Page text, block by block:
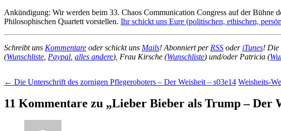
Ankündigung: Wir werden beim 33. Chaos Communication Congress auf der Bühne
Philosophischen Quartett vorstellen. Ihr schickt uns Eure (politischen, ethischen,
Schreibt uns Kommentare oder schickt uns Mails! Abonniert per RSS oder iTunes! Die
(Wunschliste Paypal alles andere), Frau Kirsche (Wunschliste) und/oder Patricia (
Beitragsnavigation
← Die Unterschrift des zornigen Pflegeroboters – Der Weisheit – s03e14 Weisheits-
11 Kommentare zu „Lieber Bieber als Trump – Der